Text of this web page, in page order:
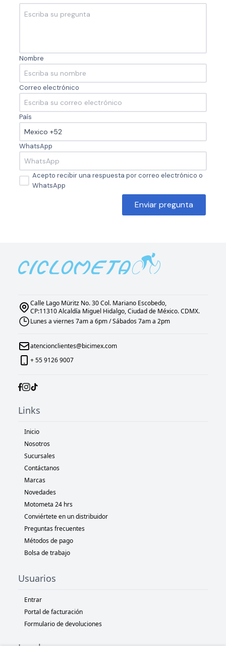
Nombre
Correo electrónico
País
WhatsApp
Acepto recibir una respuesta por correo electrónico o
WhatsApp
Enviar pregunta
Calle Lago Müritz No. 30 Col. Mariano Escobedo,
CP:11310 Alcaldía Miguel Hidalgo, Ciudad de México. CDMX.
Lunes a viernes 7am a 6pm / Sábados 7am a 2pm
atencionclientes@bicimex.com
+ 55 9126 9007
Links
Inicio
Nosotros
Sucursales
Contáctanos
Marcas
Novedades
Motometa 24 hrs
Conviértete en un distribuidor
Preguntas frecuentes
Métodos de pago
Bolsa de trabajo
Usuarios
Entrar
Portal de facturación
Formulario de devoluciones
Legal